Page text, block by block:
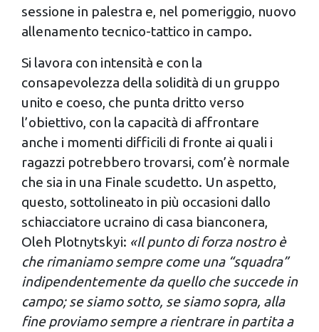
sessione in palestra e, nel pomeriggio, nuovo
allenamento tecnico-tattico in campo.
Si lavora con intensità e con la
consapevolezza della solidità di un gruppo
unito e coeso, che punta dritto verso
l’obiettivo, con la capacità di affrontare
anche i momenti difficili di fronte ai quali i
ragazzi potrebbero trovarsi, com’è normale
che sia in una Finale scudetto. Un aspetto,
questo, sottolineato in più occasioni dallo
schiacciatore ucraino di casa bianconera,
Oleh Plotnytskyi: «Il punto di forza nostro è
che rimaniamo sempre come una “squadra”
indipendentemente da quello che succede in
campo; se siamo sotto, se siamo sopra, alla
fine proviamo sempre a rientrare in partita a